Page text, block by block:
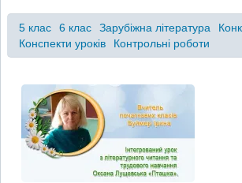
5 клас 6 клас Зарубіжна література
Конспекти уроків
Контрольні роботи